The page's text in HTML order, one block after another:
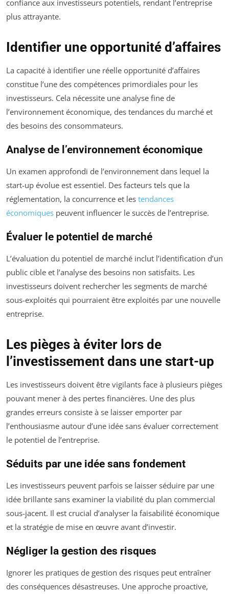
confiance aux investisseurs potentiels, rendant l’entreprise
plus attrayante.
Identifier une opportunité d’affaires
La capacité à identifier une réelle opportunité d’affaires
constitue l’une des compétences primordiales pour les
investisseurs. Cela nécessite une analyse fine de
l’environnement économique, des tendances du marché et
des besoins des consommateurs.
Analyse de l’environnement économique
Un examen approfondi de l’environnement dans lequel la
start-up évolue est essentiel. Des facteurs tels que la
réglementation, la concurrence et les tendances
économiques peuvent influencer le succès de l’entreprise.
Évaluer le potentiel de marché
L’évaluation du potentiel de marché inclut l’identification d’un
public cible et l’analyse des besoins non satisfaits. Les
investisseurs doivent rechercher les segments de marché
sous-exploités qui pourraient être exploités par une nouvelle
entreprise.
Les pièges à éviter lors de
l’investissement dans une start-up
Les investisseurs doivent être vigilants face à plusieurs pièges
pouvant mener à des pertes financières. Une des plus
grandes erreurs consiste à se laisser emporter par
l’enthousiasme autour d’une idée sans évaluer correctement
le potentiel de l’entreprise.
Séduits par une idée sans fondement
Les investisseurs peuvent parfois se laisser séduire par une
idée brillante sans examiner la viabilité du plan commercial
sous-jacent. Il est crucial d’analyser la faisabilité économique
et la stratégie de mise en œuvre avant d’investir.
Négliger la gestion des risques
Ignorer les pratiques de gestion des risques peut entraîner
des conséquences désastreuses. Une approche proactive,